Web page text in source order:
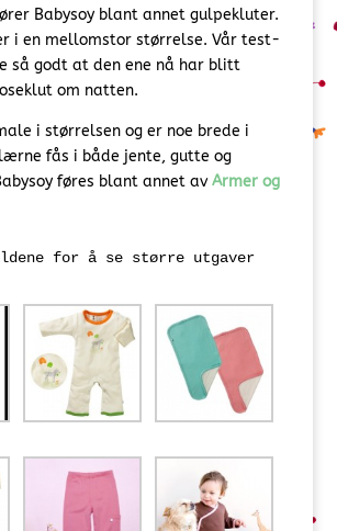
Babysoy blant annet gulpekluter.
i en mellomstor størrelse. Vår test-
så godt at den ene nå har blitt
om natten.
i størrelsen og er noe brede i
fås i både jente, gutte og
føres blant annet avArmer og
for å se større utgaver